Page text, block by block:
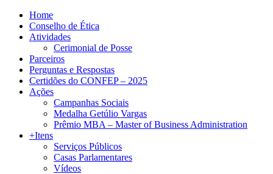
Home
Conselho de Ética
Atividades
Cerimonial de Posse
Parceiros
Perguntas e Respostas
Certidões do CONFEP – 2025
Ações
Campanhas Sociais
Medalha Getúlio Vargas
Prêmio MBA – Master of Business Administration
+Itens
Serviços Públicos
Casas Parlamentares
Vídeos